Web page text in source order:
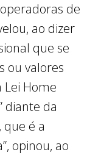
de
ao dizer
que se
ou valores
Lei Home
diante da
é a
opinou, ao